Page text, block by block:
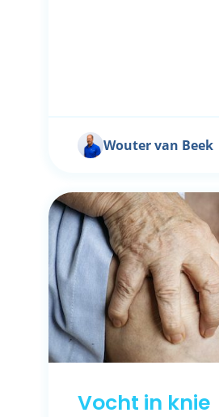
Wouter van Beek
Vocht in knie